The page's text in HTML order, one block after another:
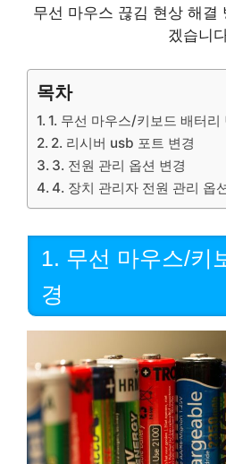
무선 마우스 끊김 현상 해결
겠습니
목차
1. 무선 마우스/키보드 배터리
2. 리시버 usb 포트 변경
3. 전원 관리 옵션 변경
4. 장치 관리자 전원 관리 옵
1. 무선 마우스/키
경